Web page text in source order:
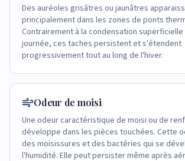
Des auréoles grisâtres ou jaunâtres
principalement dans les zones de ponts
Contrairement à la condensation superficielle
journée, ces taches persistent et s'étendent
progressivement tout au long de l'hiver.
Odeur de moisi
Une odeur caractéristique de moisi ou de
développe dans les pièces touchées. Cette
des moisissures et des bactéries qui se
l'humidité. Elle peut persister même après